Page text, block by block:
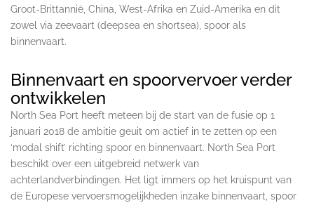
Groot-Brittannië, China, West-Afrika en Zuid-Amerika en dit
zowel via zeevaart (deepsea en shortsea), spoor als
binnenvaart.
Binnenvaart en spoorvervoer verder
ontwikkelen
North Sea Port heeft meteen bij de start van de fusie op 1
januari 2018 de ambitie geuit om actief in te zetten op een
‘modal shift’ richting spoor en binnenvaart. North Sea Port
beschikt over een uitgebreid netwerk van
achterlandverbindingen. Het ligt immers op het kruispunt van
de Europese vervoersmogelijkheden inzake binnenvaart, spoor